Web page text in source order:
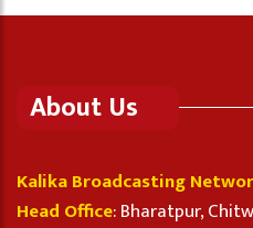
About Us
Kalika Broadcasting
Head Office: Bharatpur,